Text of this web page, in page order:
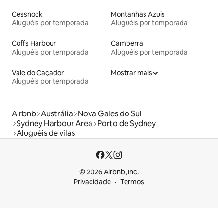
Cessnock
Aluguéis por temporada
Montanhas Azuis
Aluguéis por temporada
Coffs Harbour
Aluguéis por temporada
Camberra
Aluguéis por temporada
Vale do Caçador
Aluguéis por temporada
Mostrar mais
Airbnb Austrália Nova Gales do Sul
Sydney Harbour Area Porto de Sydney
Aluguéis de vilas
© 2026 Airbnb, Inc.
Privacidade
Termos